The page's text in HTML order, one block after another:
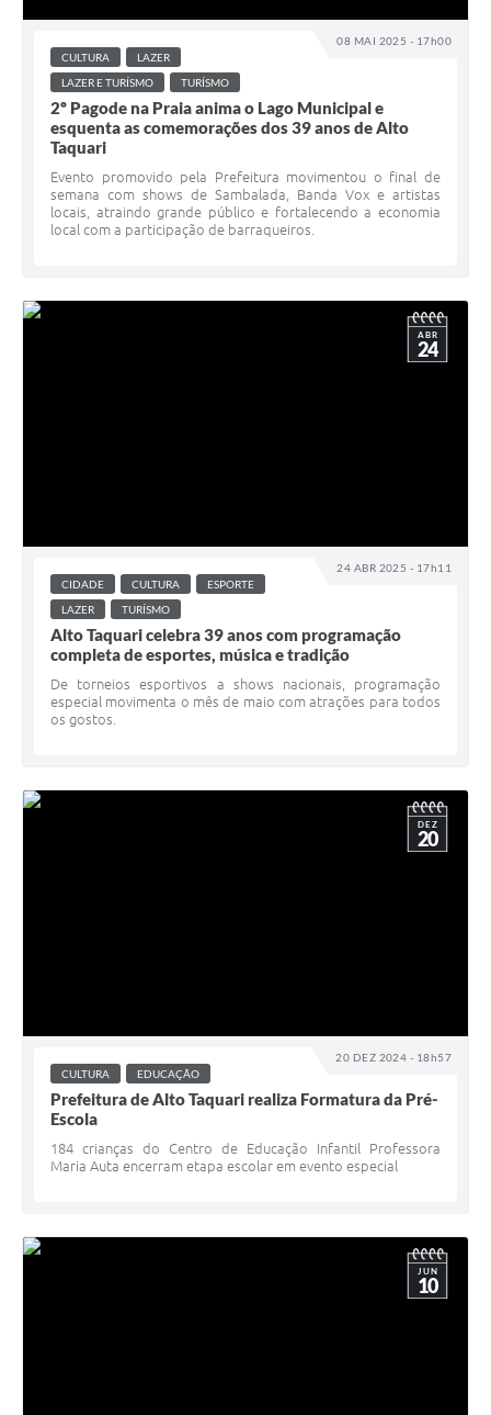
08 MAI 2025 - 17h00
CULTURA
LAZER
LAZER E TURÍSMO
TURÍSMO
2º Pagode na Praia anima o Lago Municipal e
esquenta as comemorações dos 39 anos de Alto
Taquari
Evento promovido pela Prefeitura movimentou o final de
semana com shows de Sambalada, Banda Vox e artistas
locais, atraindo grande público e fortalecendo a economia
local com a participação de barraqueiros.
24 ABR 2025 - 17h11
ABR
24
CIDADE CULTURA
ESPORTE
LAZER
TURÍSMO
Alto Taquari celebra 39 anos com programação
completa de esportes, música e tradição
De torneios esportivos a shows nacionais, programação
especial movimenta o mês de maio com atrações para todos
os gostos.
20 DEZ 2024 - 18h57
DEZ
20
CULTURA EDUCAÇÃO
Prefeitura de Alto Taquari realiza Formatura da Pré-
Escola
184 crianças do Centro de Educação Infantil Professora
Maria Auta encerram etapa escolar em evento especial
JUN
10